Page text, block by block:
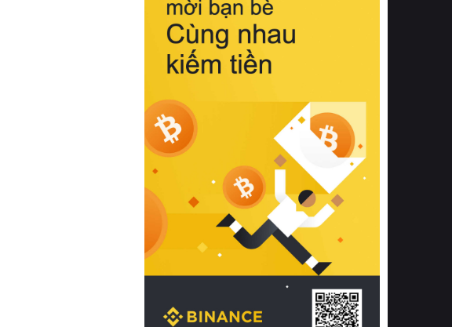
hồi chuẩn xác của phần đệm nâng đỡ
cột sống.
Bên cạnh đó, việc lựa chọn các dòng
sản phẩm đạt chuẩn chất lượng quốc
tế còn giúp ngăn ngừa tình trạng kích
khuẩn và nấm mốc trong điều kiện
thời tiết nóng ẩm. Bạn có thể tìm hiểu
thêm các nghiên cứu khoa học về tác
động của giấc ngủ và môi trường
phòng ngủ đối với sức khỏe con
người tại Sleep Foundation (External
Link) để có cái nhìn toàn diện hơn.
2. Các tiêu chí vàng khi lựa chọn
chăn ga gối đệm cao cấp cho phòng
ngủ
Để sở hữu một bộ chăn ga gối đệm
cao cấp hoàn hảo cả về thẩm mỹ lẫn
công năng, người tiêu dùng cần cân
nhắc kỹ lưỡng các tiêu chí quan trọng